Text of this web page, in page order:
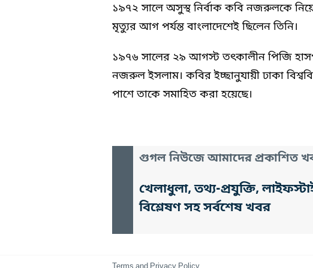
১৯৭২ সালে অসুস্থ নির্বাক কবি নজরুলকে
মৃত্যুর আগ পর্যন্ত বাংলাদেশেই ছিলেন তিনি।
১৯৭৬ সালের ২৯ আগস্ট তৎকালীন পিজি
নজরুল ইসলাম। কবির ইচ্ছানুযায়ী ঢাকা
পাশে তাকে সমাহিত করা হয়েছে।
গুগল নিউজে আমাদের প্রকাশিত
খেলাধুলা, তথ্য-প্রযুক্তি,
বিশ্লেষণ সহ সর্বশেষ খবর